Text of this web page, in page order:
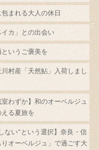
まれる大人の休日
カ」との出会い
いうご褒美を
川村産「天然鮎」入荷しまし
室わずか】和のオーベルジュ
る夏旅を
ない”という選択】奈良・信
オーベルジュ」で過ごす大